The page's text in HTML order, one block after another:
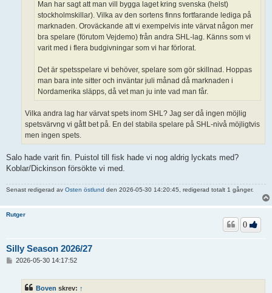
Man har sagt att man vill bygga laget kring svenska (helst)
stockholmskillar). Vilka av den sortens finns fortfarande lediga på
marknaden. Oroväckande att vi exempelvis inte värvat någon mer
bra spelare (förutom Vejdemo) från andra SHL-lag. Känns som vi
varit med i flera budgivningar som vi har förlorat.
Det är spetsspelare vi behöver, spelare som gör skillnad. Hoppas
man bara inte sitter och inväntar juli månad då marknaden i
Nordamerika släpps, då vet man ju inte vad man får.
Vilka andra lag har värvat spets inom SHL? Jag ser då ingen möjlig
spetsvärvng vi gått bet på. En del stabila spelare på SHL-nivå möjligtvis
men ingen spets.
Salo hade varit fin. Puistol till fisk hade vi nog aldrig lyckats med?
Koblar/Dickinson försökte vi med.
Senast redigerad av Osten östlund den 2026-05-30 14:20:45, redigerad totalt 1 gånger.
Rutger
Silly Season 2026/27
0
2026-05-30 14:17:52
Boven skrev: ↑